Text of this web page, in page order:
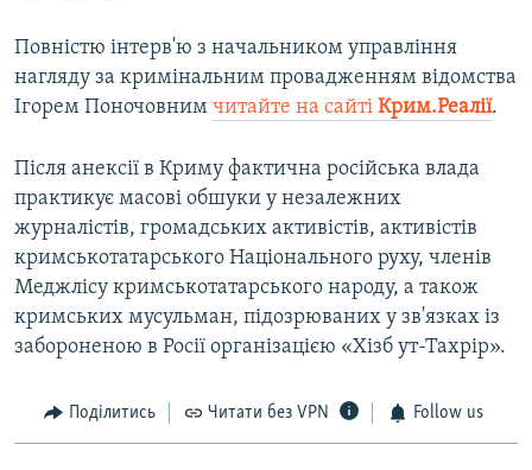
Повністю інтерв'ю з начальником управління
нагляду за кримінальним провадженням відомства
Ігорем Поночовним читайте на сайті Крим.Реалії.
Після анексії в Криму фактична російська влада
практикує масові обшуки у незалежних
журналістів, громадських активістів, активістів
кримськотатарського Національного руху, членів
Меджлісу кримськотатарського народу, а також
кримських мусульман, підозрюваних у зв'язках із
забороненою в Росії організацією «Хізб ут-Тахрір».
Поділитись Читати без VPN Follow us